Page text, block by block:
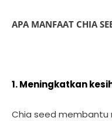
APA MANFAAT CHIA
1. Meningkatkan
Chia seed membantu